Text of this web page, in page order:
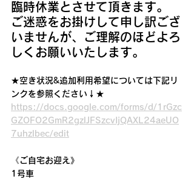
臨時休業とさせて頂きます。
ご迷惑をお掛けして申し訳ござ
いませんが、ご理解のほどよろ
しくお願いいたします。
★空き状況&追加利用希望については下記リ
ンクを参照ください↓★
https://docs.google.com/forms/d/1rGzc
GZOFO2GmR2gzlJFSzcvIjQAXL24aeUO
7uhzlbec/edit
《ご自宅お迎え》
1号車